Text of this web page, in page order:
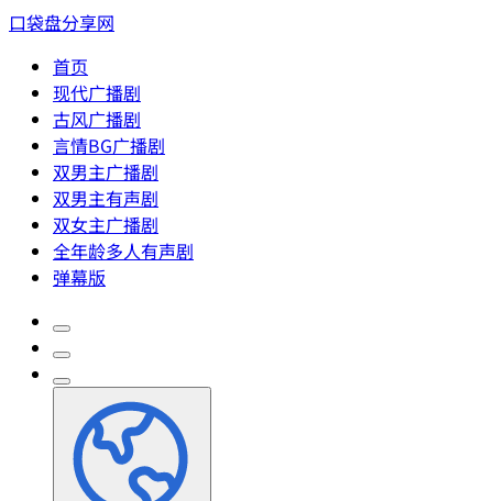
口袋盘分享网
首页
现代广播剧
古风广播剧
言情BG广播剧
双男主广播剧
双男主有声剧
双女主广播剧
全年龄多人有声剧
弹幕版